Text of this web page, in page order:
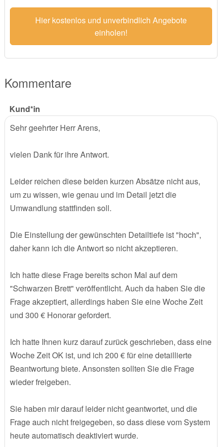
Hier kostenlos und unverbindlich Angebote
einholen!
Kommentare
Kund*in
Sehr geehrter Herr Arens,
vielen Dank für ihre Antwort.
Leider reichen diese beiden kurzen Absätze nicht aus,
um zu wissen, wie genau und im Detail jetzt die
Umwandlung stattfinden soll.
Die Einstellung der gewünschten Detailtiefe ist "hoch",
daher kann ich die Antwort so nicht akzeptieren.
Ich hatte diese Frage bereits schon Mal auf dem
"Schwarzen Brett" veröffentlicht. Auch da haben Sie die
Frage akzeptiert, allerdings haben Sie eine Woche Zeit
und 300 € Honorar gefordert.
Ich hatte Ihnen kurz darauf zurück geschrieben, dass eine
Woche Zeit OK ist, und ich 200 € für eine detaillierte
Beantwortung biete. Ansonsten sollten Sie die Frage
wieder freigeben.
Sie haben mir darauf leider nicht geantwortet, und die
Frage auch nicht freigegeben, so dass diese vom System
heute automatisch deaktiviert wurde.